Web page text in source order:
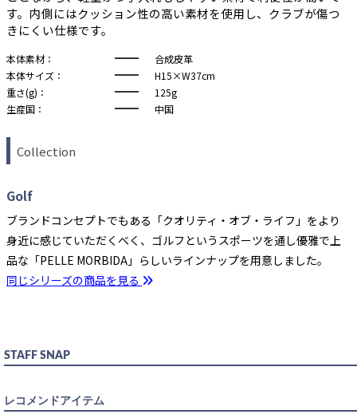
す。内側にはクッション性の高い素材を使用し、クラブが傷つ
きにくい仕様です。
本体素材：
合成皮革
本体サイズ：
H15×W37cm
重さ(g)：
125g
生産国：
中国
Collection
Golf
ブランドコンセプトでもある「クオリティ・オブ・ライフ」をより
身近に感じていただくべく、ゴルフというスポーツを通し優雅で上
品な「PELLE MORBIDA」らしいラインナップを用意しました。
同じシリーズの商品を見る
STAFF SNAP
レコメンドアイテム